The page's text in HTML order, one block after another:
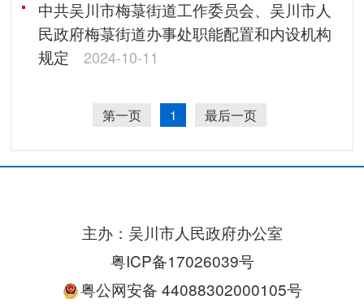
中共吴川市梅菉街道工作委员会、吴川市人
民政府梅菉街道办事处职能配置和内设机构
规定
2024-10-11
第一页 1 最后一页
主办：吴川市人民政府办公室
粤ICP备17026039号
粤公网安备 44088302000105号